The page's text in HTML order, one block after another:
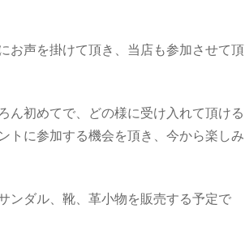
お声を掛けて頂き、当店も参加させて頂
ん初めてで、どの様に受け入れて頂ける
トに参加する機会を頂き、今から楽しみ
ンダル、靴、革小物を販売する予定で